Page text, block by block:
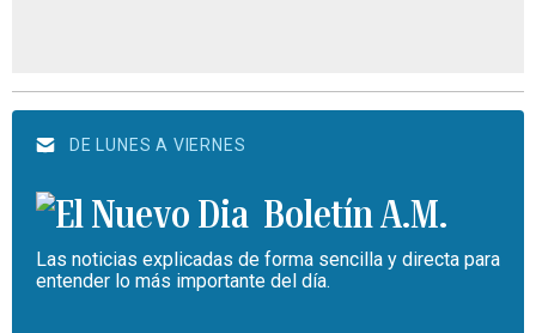
DE LUNES A VIERNES
Boletín A.M.
Las noticias explicadas de forma sencilla y directa para
entender lo más importante del día.